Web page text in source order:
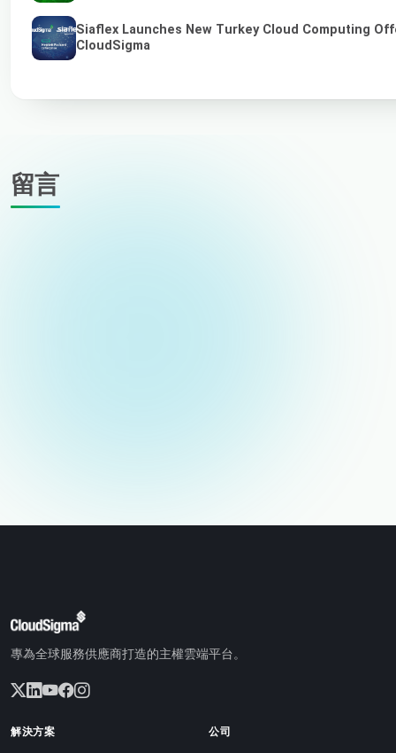
Siaflex Launches New Turkey Cloud Computing
CloudSigma
留言
專為全球服務供應商打造的主權雲端平台。
解決方案 公司